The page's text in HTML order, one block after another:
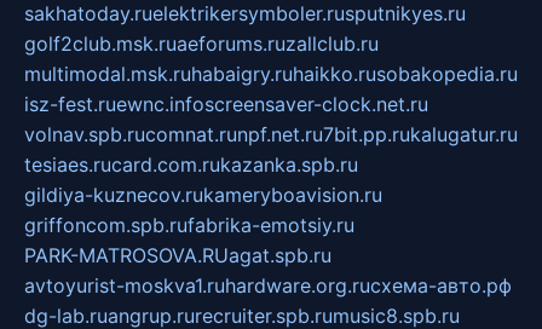
sakhatoday.ruelektrikersymboler.rusputnikyes.ru
golf2club.msk.ruaeforums.ruzallclub.ru
multimodal.msk.ruhabaigry.ruhaikko.rusobakopedia.ru
isz-fest.ruewnc.infoscreensaver-clock.net.ru
volnav.spb.rucomnat.runpf.net.ru7bit.pp.rukalugatur.ru
tesiaes.rucard.com.rukazanka.spb.ru
gildiya-kuznecov.rukameryboavision.ru
griffoncom.spb.rufabrika-emotsiy.ru
PARK-MATROSOVA.RUagat.spb.ru
avtoyurist-moskva1.ruhardware.org.ruсхема-авто.рф
dg-lab.ruangrup.rurecruiter.spb.rumusic8.spb.ru